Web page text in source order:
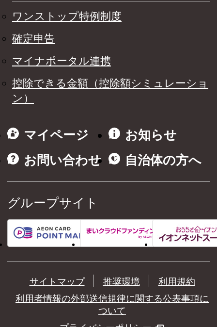
ワンストップ特例制度
確定申告
マイナポータル連携
控除できる金額（控除額シミュレーショ
ン）
マイページ
お知らせ
お問い合わせ
自治体の方へ
グループサイト
サイトマップ 推奨環境
利用規約
利用者情報の外部送信規律に関する公表事項に
ついて